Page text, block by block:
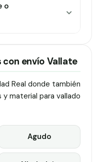
o
envío Vallate
Real donde también
material para vallado
Agudo